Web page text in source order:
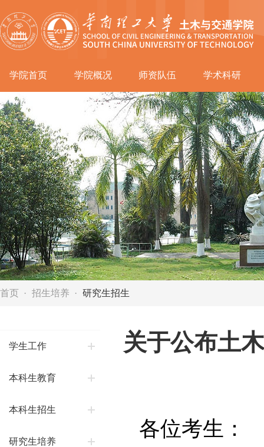
学院首页 学院概况 师资队伍 学术科研
首页 招生培养 研究生招生
学生工作
本科生教育
本科生招生
研究生培养
关于公布土
各位考生：